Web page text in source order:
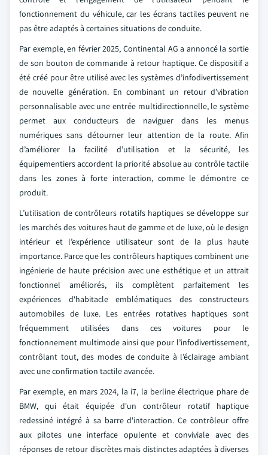
fonctionnement du véhicule, car les écrans tactiles peuvent ne
pas être adaptés à certaines situations de conduite.
Par exemple, en février 2025, Continental AG a annoncé la sortie
de son bouton de commande à retour haptique. Ce dispositif a
été créé pour être utilisé avec les systèmes d’infodivertissement
de nouvelle génération. En combinant un retour d’vibration
personnalisable avec une entrée multidirectionnelle, le système
permet aux conducteurs de naviguer dans les menus
numériques sans détourner leur attention de la route. Afin
d’améliorer la facilité d’utilisation et la sécurité, les
équipementiers accordent la priorité absolue au contrôle tactile
dans les zones à forte interaction, comme le démontre ce
produit.
L’utilisation de contrôleurs rotatifs haptiques se développe sur
les marchés des voitures haut de gamme et de luxe, où le design
intérieur et l’expérience utilisateur sont de la plus haute
importance. Parce que les contrôleurs haptiques combinent une
ingénierie de haute précision avec une esthétique et un attrait
fonctionnel améliorés, ils complètent parfaitement les
expériences d'habitacle emblématiques des constructeurs
automobiles de luxe. Les entrées rotatives haptiques sont
fréquemment utilisées dans ces voitures pour le
fonctionnement multimode ainsi que pour l’infodivertissement,
contrôlant tout, des modes de conduite à l’éclairage ambiant
avec une confirmation tactile avancée.
Par exemple, en mars 2024, la i7, la berline électrique phare de
BMW, qui était équipée d'un contrôleur rotatif haptique
redessiné intégré à sa barre d'interaction. Ce contrôleur offre
aux pilotes une interface opulente et conviviale avec des
réponses de retour discrètes mais distinctes adaptées à diverses